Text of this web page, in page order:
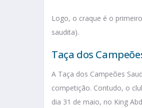
Logo, o craque é o
saudita).
Taça dos
A Taça dos Campeões
competição. Contudo, o
dia 31 de maio, no King